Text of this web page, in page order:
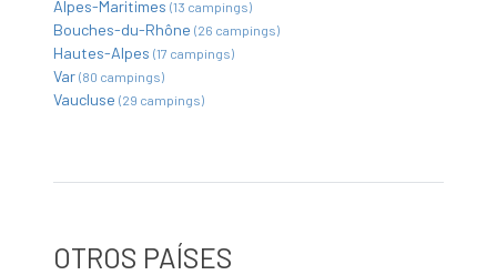
Alpes-Maritimes (13 campings)
Bouches-du-Rhône (26 campings)
Hautes-Alpes (17 campings)
Var (80 campings)
Vaucluse (29 campings)
OTROS PAÍSES